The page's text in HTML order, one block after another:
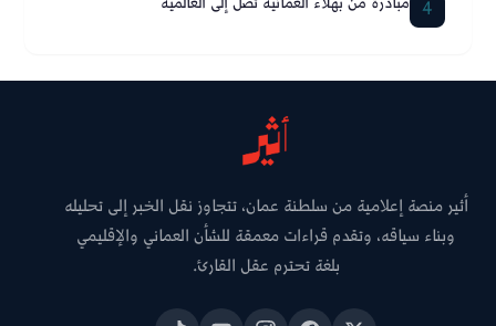
4
أثير منصة إعلامية من سلطنة عمان، تتجاوز نقل الخبر إلى تحليله
وبناء سياقه، وتقدم قراءات معمقة للشأن العماني والإقليمي
بلغة تحترم عقل القارئ.